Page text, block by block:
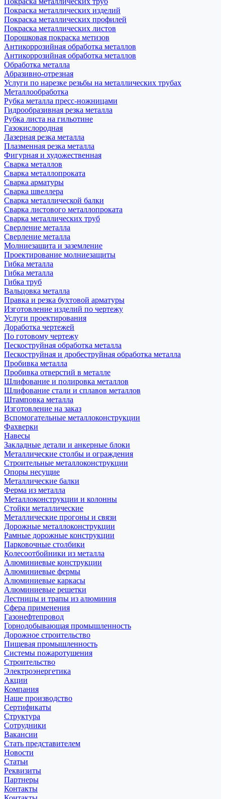
Покраска металлических изделий
Покраска металлических профилей
Покраска металлических листов
Порошковая покраска метизов
Антикоррозийная обработка металлов
Антикоррозийная обработка металлов
Обработка металла
Абразивно-отрезная
Услуги по нарезке резьбы на металлических трубах
Металлообработка
Рубка металла пресс-ножницами
Гидрообразивная резка металла
Рубка листа на гильотине
Газокислородная
Лазерная резка металла
Плазменная резка металла
Фигурная и художественная
Сварка металлов
Сварка металлопроката
Сварка арматуры
Сварка швеллера
Сварка металлической балки
Сварка листового металлопроката
Сварка металлических труб
Сверление металла
Сверление металла
Молниезащита и заземление
Проектирование молниезащиты
Гибка металла
Гибка металла
Гибка труб
Вальцовка металла
Правка и резка бухтовой арматуры
Изготовление изделий по чертежу
Услуги проектирования
Доработка чертежей
По готовому чертежу
Пескоструйная обработка металла
Пескоструйная и дробеструйная обработка металла
Пробивка металла
Пробивка отверстий в металле
Шлифование и полировка металлов
Шлифование стали и сплавов металлов
Штамповка металла
Изготовление на заказ
Вспомогательные металлоконструкции
Фахверки
Навесы
Закладные детали и анкерные блоки
Металлические столбы и ограждения
Строительные металлоконструкции
Опоры несущие
Металлические балки
Ферма из металла
Металлоконструкции и колонны
Стойки металлические
Металлические прогоны и связи
Дорожные металлоконструкции
Рамные дорожные конструкции
Парковочные столбики
Колесоотбойники из металла
Алюминиевые конструкции
Алюминиевые фермы
Алюминиевые каркасы
Алюминиевые решетки
Лестницы и трапы из алюминия
Сфера применения
Газонефтепровод
Горнодобывающая промышленность
Дорожное строительство
Пищевая промышленность
Системы пожаротушения
Строительство
Электроэнергетика
Акции
Компания
Наше производство
Сертификаты
Структура
Сотрудники
Вакансии
Стать представителем
Новости
Статьи
Реквизиты
Партнеры
Контакты